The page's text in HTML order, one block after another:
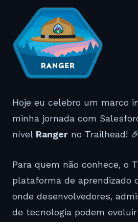
Hoje eu celebro um marco
minha jornada com
nível Ranger no Trailhead!
Para quem não conhece, o
plataforma de aprendizado
onde desenvolvedores,
de tecnologia podem